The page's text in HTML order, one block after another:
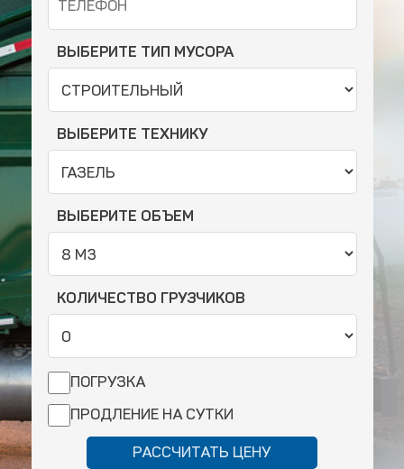
ВЫБЕРИТЕ ТИП МУСОРА
ВЫБЕРИТЕ ТЕХНИКУ
ВЫБЕРИТЕ ОБЪЕМ
КОЛИЧЕСТВО ГРУЗЧИКОВ
ПОГРУЗКА
ПРОДЛЕНИЕ НА СУТКИ
РАССЧИТАТЬ ЦЕНУ